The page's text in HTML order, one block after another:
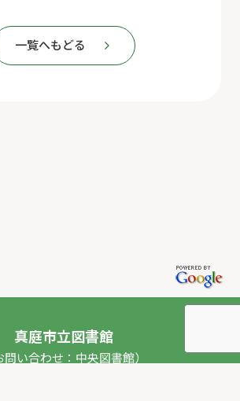
一覧へもどる
真庭市立図書館
問い合わせ：中央図書館）